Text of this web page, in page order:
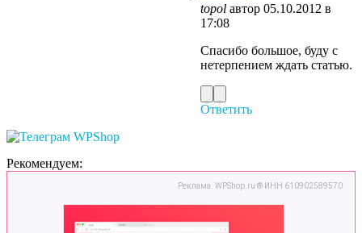
topol автор 05.10.2012 в
17:08
Спасибо большое, буду с
нетерпением ждать статью.
Ответить
Рекомендуем: